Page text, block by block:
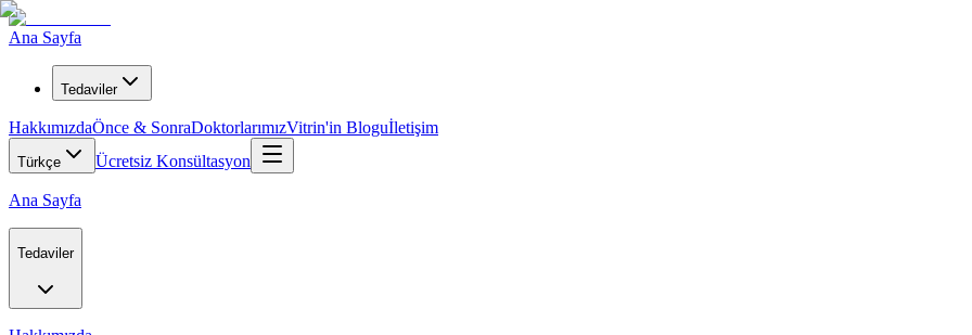
Ana Sayfa
Tedaviler
HakkımızdaÖnce & SonraDoktorlarımızVitrin'in Bloguİletişim
Türkçe Ücretsiz Konsültasyon
Ana Sayfa
Tedaviler